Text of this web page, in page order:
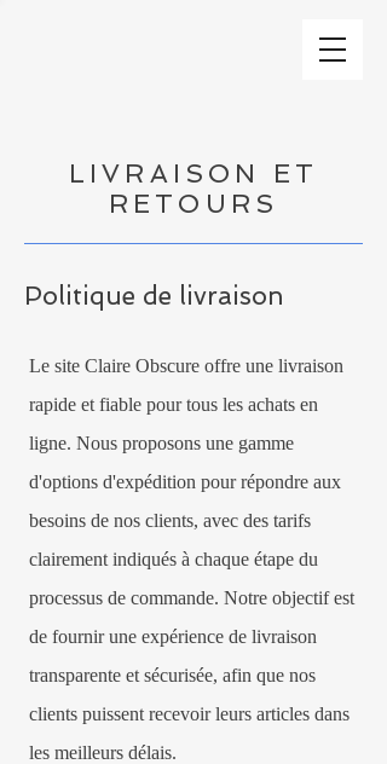
LIVRAISON ET
RETOURS
Politique de livraison
Le site Claire Obscure offre une livraison
rapide et fiable pour tous les achats en
ligne. Nous proposons une gamme
d'options d'expédition pour répondre aux
besoins de nos clients, avec des tarifs
clairement indiqués à chaque étape du
processus de commande. Notre objectif est
de fournir une expérience de livraison
transparente et sécurisée, afin que nos
clients puissent recevoir leurs articles dans
les meilleurs délais.